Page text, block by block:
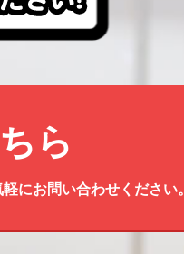
ら
にお問い合わせください。